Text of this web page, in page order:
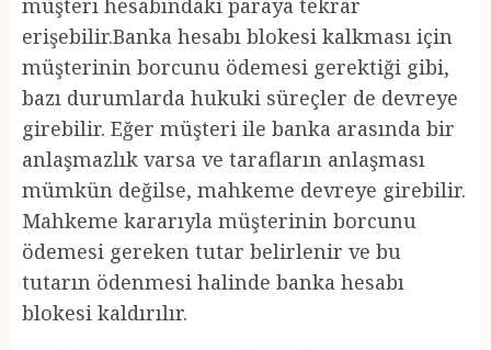
müşteri hesabındaki paraya tekrar
erişebilir.Banka hesabı blokesi kalkması için
müşterinin borcunu ödemesi gerektiği gibi,
bazı durumlarda hukuki süreçler de devreye
girebilir. Eğer müşteri ile banka arasında bir
anlaşmazlık varsa ve tarafların anlaşması
mümkün değilse, mahkeme devreye girebilir.
Mahkeme kararıyla müşterinin borcunu
ödemesi gereken tutar belirlenir ve bu
tutarın ödenmesi halinde banka hesabı
blokesi kaldırılır.